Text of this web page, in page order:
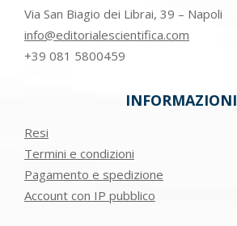
Via San Biagio dei Librai, 39 – Napoli
info@editorialescientifica.com
+39 081 5800459
INFORMAZIONI
Resi
Termini e condizioni
Pagamento e spedizione
Account con IP pubblico